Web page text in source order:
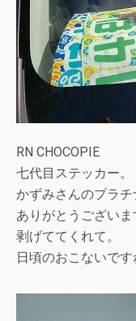
RN CHOCOPIE
七代目ステッカー。
かずみさんのプラチ
ありがとうございま
剥げててくれて。
日頃のおこないです